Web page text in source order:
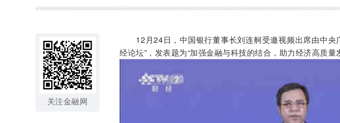
关注金融网
12月24日，中国银行董事长刘连舸受邀视频出席由中
经论坛”，发表题为“加强金融与科技的结合，助力经济高质量